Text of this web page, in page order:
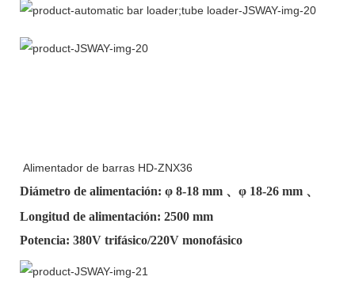
Alimentador de barras HD-ZNX36
Diámetro de alimentación: φ 8-18 mm 、φ 18-26 mm 、
Longitud de alimentación: 2500 mm
Potencia: 380V trifásico/220V monofásico